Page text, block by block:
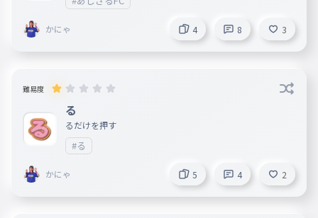
かにゃ 4 8 3
難易度
る
るだけを押す
#る
かにゃ 5 4 2